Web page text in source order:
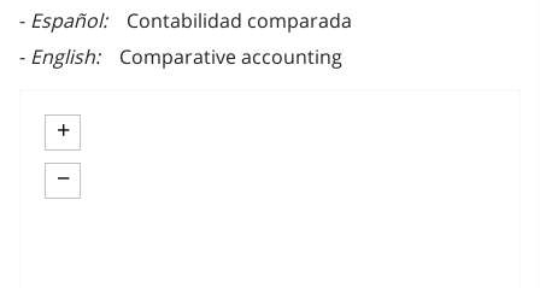
Español
Contabilidad comparada
English
Comparative accounting
+
−